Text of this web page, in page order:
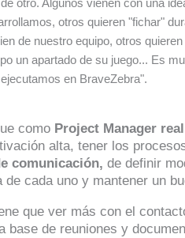
otro. Algunos vienen con una
otros quieren "fichar"
de nuestro equipo, otros
un apartado de su juego... Es
en BraveZebra".
como Project Manager
alta, tener los
comunicación, de definir
cada uno y mantener un
que ver más con el
base de reuniones y